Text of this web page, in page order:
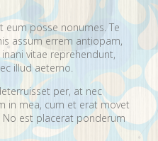
posse nonumes. Te
assum errem antiopam,
vitae reprehendunt,
illud aeterno.
per, at nec
in mea, cum et erat movet
No est placerat ponderum